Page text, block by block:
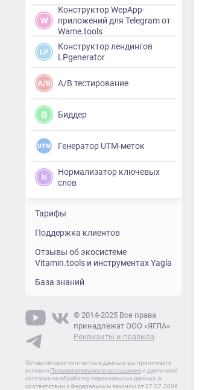
Конструктор WepApp-
приложений для Telegram от
Wame.tools
Конструктор лендингов
LPgenerator
A/B тестирование
Биддер
Генератор UTM-меток
Нормализатор ключевых
слов
Тарифы
Поддержка клиентов
Отзывы об экосистеме
Vitamin.tools и инструментах Yagla
База знаний
© 2014-2025 Все права
принадлежат ООО «ЯГЛА»
Реквизиты и правила
Оставляя свои контактные данные, вы принимаете
условия Пользовательского соглашения и даете своё
согласие на обработку персональных данных, в
соответствии с Федеральным законом от 27.07.2006